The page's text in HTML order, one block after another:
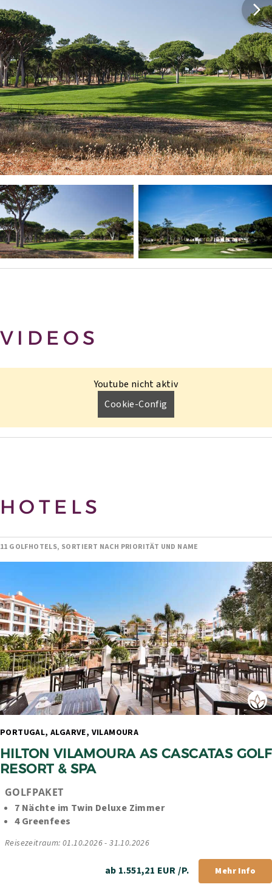
VIDEOS
Youtube nicht aktiv
Cookie-Config
HOTELS
11 GOLFHOTELS, SORTIERT NACH PRIORITÄT UND NAME
HILTON VILAMOURA AS CASCATAS GOLF
RESORT & SPA
GOLFPAKET
7 Nächte im Twin Deluxe Zimmer
4 Greenfees
Reisezeitraum: 01.10.2026 - 31.10.2026
ab 1.551,21 EUR /P. Mehr Info